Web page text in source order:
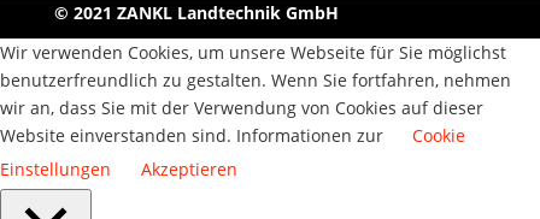
© 2021 ZANKL Landtechnik GmbH
Wir verwenden Cookies, um unsere Webseite für Sie möglichst
benutzerfreundlich zu gestalten. Wenn Sie fortfahren, nehmen
wir an, dass Sie mit der Verwendung von Cookies auf dieser
Website einverstanden sind. Informationen zur
Cookie
Einstellungen
Akzeptieren